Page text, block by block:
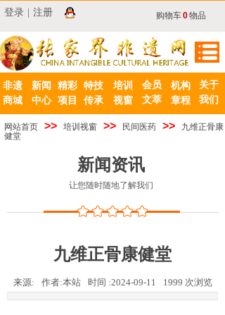
登录 注册 购物车0物品
非遗
商城
新闻
中心
精彩
项目
机构
章程
培训
视窗
会员
文萃
特技
传承
关于
我们
网站首页 >> 培训视窗 >> 民间医药 >>
九维正骨康
健堂
新闻资讯
让您随时随地了解我们
九维正骨康健堂
来源: 作者:本站 时间 :2024-09-11 1999 次浏览